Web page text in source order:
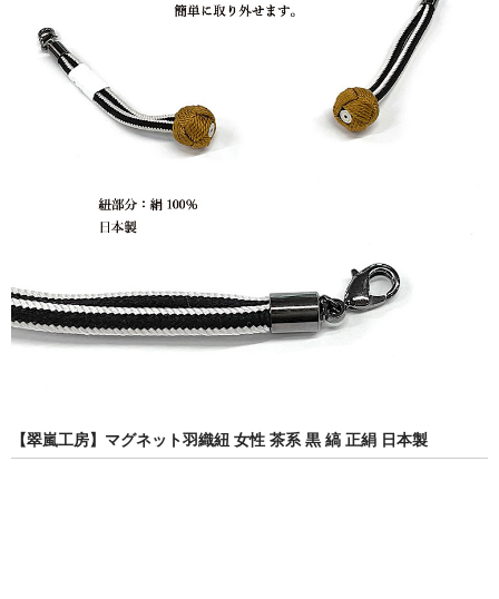
【翠嵐工房】マグネット羽織紐 女性 茶系 黒 縞 正絹 日本製